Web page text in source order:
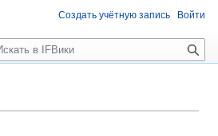
Создать учётную запись Войти